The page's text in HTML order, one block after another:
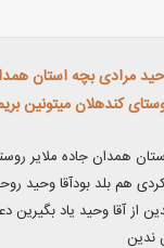
مرادی بچه استان
کندهلان میتونین
همدان جاده ملایر
هم بلد بودآقا وحید
از آقا وحید یاد بگیرین